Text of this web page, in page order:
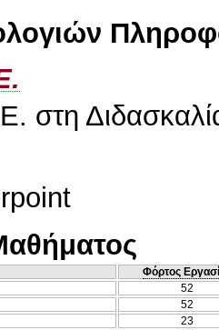
στη
Φόρτος
52
52
23